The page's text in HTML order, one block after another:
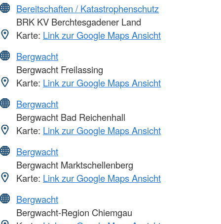
Bereitschaften / Katastrophenschutz
BRK KV Berchtesgadener Land
Karte: Link zur Google Maps Ansicht
Bergwacht
Bergwacht Freilassing
Karte: Link zur Google Maps Ansicht
Bergwacht
Bergwacht Bad Reichenhall
Karte: Link zur Google Maps Ansicht
Bergwacht
Bergwacht Marktschellenberg
Karte: Link zur Google Maps Ansicht
Bergwacht
Bergwacht-Region Chiemgau